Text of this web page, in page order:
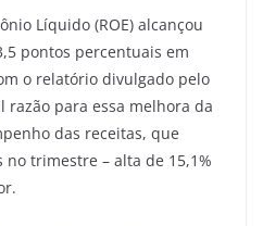
Líquido (ROE) alcançou
pontos percentuais em
o relatório divulgado pelo
para essa melhora da
das receitas, que
no trimestre – alta de 15,1%